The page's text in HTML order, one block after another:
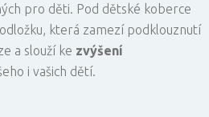
pro děti. Pod dětské koberce
která zamezí podklouznutí
a slouží ke zvýšení
i vašich dětí.